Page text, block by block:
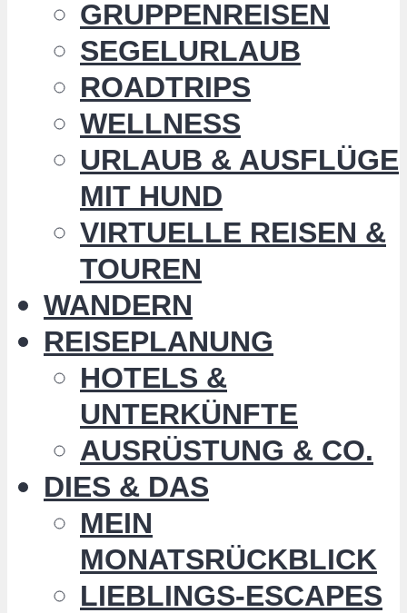
GRUPPENREISEN
SEGELURLAUB
ROADTRIPS
WELLNESS
URLAUB & AUSFLÜGE
MIT HUND
VIRTUELLE REISEN &
TOUREN
WANDERN
REISEPLANUNG
HOTELS &
UNTERKÜNFTE
AUSRÜSTUNG & CO.
DIES & DAS
MEIN
MONATSRÜCKBLICK
LIEBLINGS-ESCAPES